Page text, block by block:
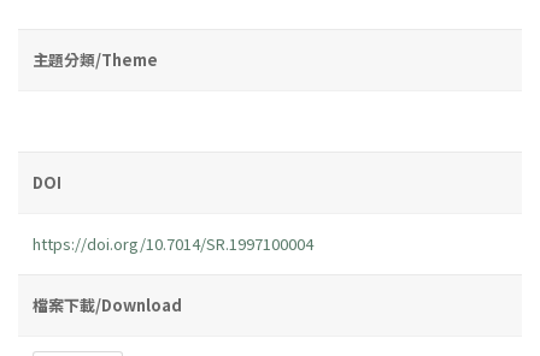
主題分類/Theme
DOI
https://doi.org/10.7014/SR.1997100004
檔案下載/Download